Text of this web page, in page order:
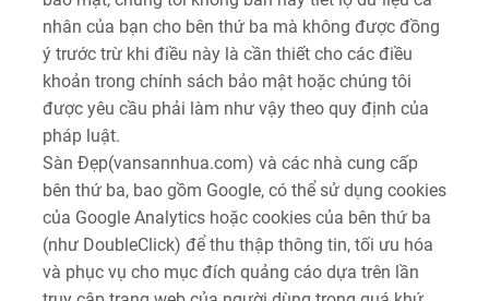
nhân của bạn cho bên thứ ba mà không được đồng
ý trước trừ khi điều này là cần thiết cho các điều
khoản trong chính sách bảo mật hoặc chúng tôi
được yêu cầu phải làm như vậy theo quy định của
pháp luật.
Sàn Đẹp(vansannhua.com) và các nhà cung cấp
bên thứ ba, bao gồm Google, có thể sử dụng cookies
của Google Analytics hoặc cookies của bên thứ ba
(như DoubleClick) để thu thập thông tin, tối ưu hóa
và phục vụ cho mục đích quảng cáo dựa trên lần